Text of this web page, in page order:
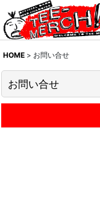
HOME > お問い合せ
お問い合せ